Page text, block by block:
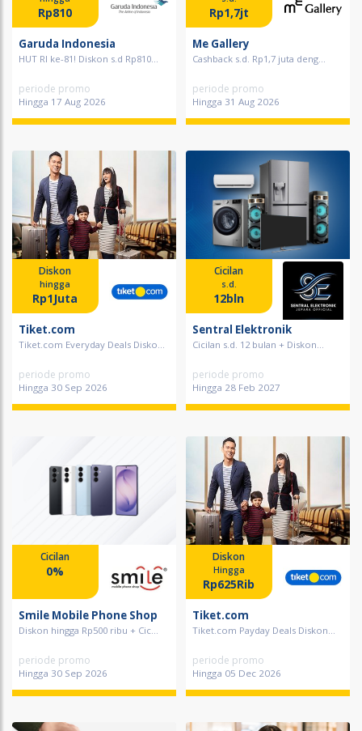
Rp810
Garuda Indonesia
HUT RI ke-81! Diskon s.d Rp810...
periode promo
Hingga 17 Aug 2026
Rp1,7jt
Me Gallery
Cashback s.d. Rp1,7 juta deng...
periode promo
Hingga 31 Aug 2026
Diskon
hingga
Rp1Juta
Tiket.com
Tiket.com Everyday Deals Disko...
periode promo
Hingga 30 Sep 2026
Cicilan
s.d.
12bln
Sentral Elektronik
Cicilan s.d. 12 bulan + Diskon...
periode promo
Hingga 28 Feb 2027
Cicilan
0%
Smile Mobile Phone Shop
Diskon hingga Rp500 ribu + Cic...
periode promo
Hingga 30 Sep 2026
Diskon
Hingga
Rp625Rib
Tiket.com
Tiket.com Payday Deals Diskon...
periode promo
Hingga 05 Dec 2026